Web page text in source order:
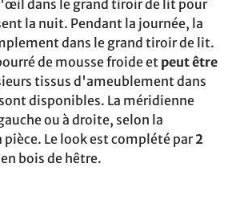
dans le grand tiroir de lit pour
la nuit. Pendant la journée, la
dans le grand tiroir de lit.
de mousse froide et peut être
tissus d'ameublement dans
disponibles. La méridienne
ou à droite, selon la
Le look est complété par2
en bois de hêtre.